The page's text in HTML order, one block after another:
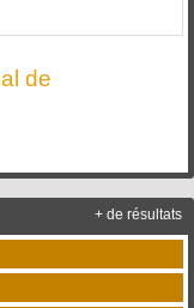
de
+ de résultats